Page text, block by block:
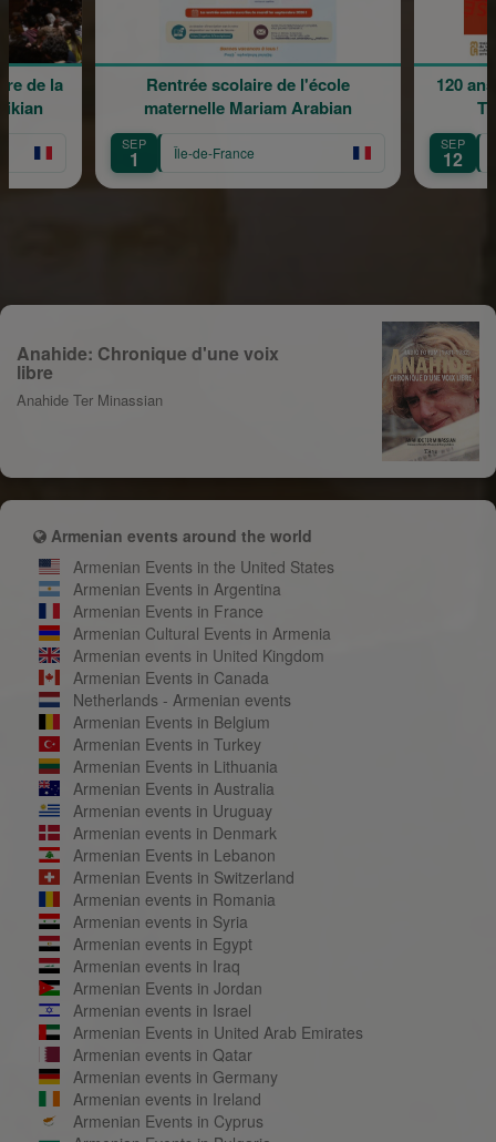
scolaire de l'école
Mariam Arabian
France
120 ans en mouvement :
Transmission, Création
Île-de-France
Anahide: Chronique d'une voix
libre
Anahide Ter Minassian
Armenian events around the world
Armenian Events in the United States
Armenian Events in Argentina
Armenian Events in France
Armenian Cultural Events in Armenia
Armenian events in United Kingdom
Armenian Events in Canada
Netherlands - Armenian events
Armenian Events in Belgium
Armenian Events in Turkey
Armenian Events in Lithuania
Armenian Events in Australia
Armenian events in Uruguay
Armenian events in Denmark
Armenian Events in Lebanon
Armenian Events in Switzerland
Armenian events in Romania
Armenian events in Syria
Armenian events in Egypt
Armenian events in Iraq
Armenian Events in Jordan
Armenian events in Israel
Armenian Events in United Arab Emirates
Armenian events in Qatar
Armenian events in Germany
Armenian events in Ireland
Armenian Events in Cyprus